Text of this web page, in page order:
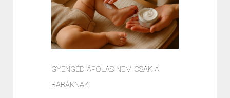
GYENGÉD ÁPOLÁS NEM CSAK A
BABÁKNAK